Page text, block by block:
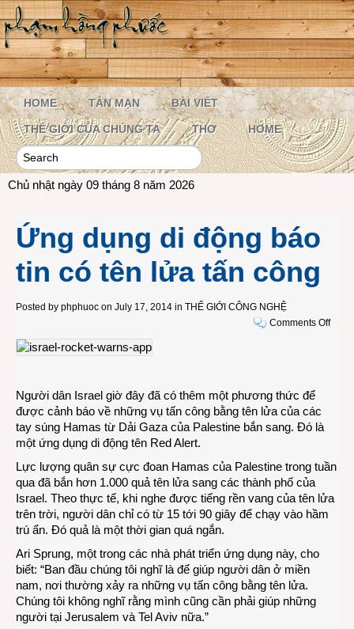
HOME TẢN MẠN BÀI VIẾT
THẾ GIỚI CỦA CHÚNG TA THƠ HOME
Chủ nhật ngày 09 tháng 8 năm 2026
Ứng dụng di động báo
tin có tên lửa tấn công
Posted by phphuoc on July 17, 2014 in THẾ GIỚI CÔNG NGHỆ
Comments Offon
lửa
công
Người dân Israel giờ đây đã có thêm một phương thức để
được cảnh báo về những vụ tấn công bằng tên lửa của các
tay súng Hamas từ Dải Gaza của Palestine bắn sang. Đó là
một ứng dụng di động tên Red Alert.
Lực lượng quân sự cực đoan Hamas của Palestine trong tuần
qua đã bắn hơn 1.000 quả tên lửa sang các thành phố của
Israel. Theo thực tế, khi nghe được tiếng rền vang của tên lửa
trên trời, người dân chỉ có từ 15 tới 90 giây để chạy vào hầm
trú ẩn. Đó quả là một thời gian quá ngắn.
Ari Sprung, một trong các nhà phát triển ứng dụng này, cho
biết: “Ban đầu chúng tôi nghĩ là để giúp người dân ở miền
nam, nơi thường xảy ra những vụ tấn công bằng tên lửa.
Chúng tôi không nghĩ rằng mình cũng cần phải giúp những
người tại Jerusalem và Tel Aviv nữa.”